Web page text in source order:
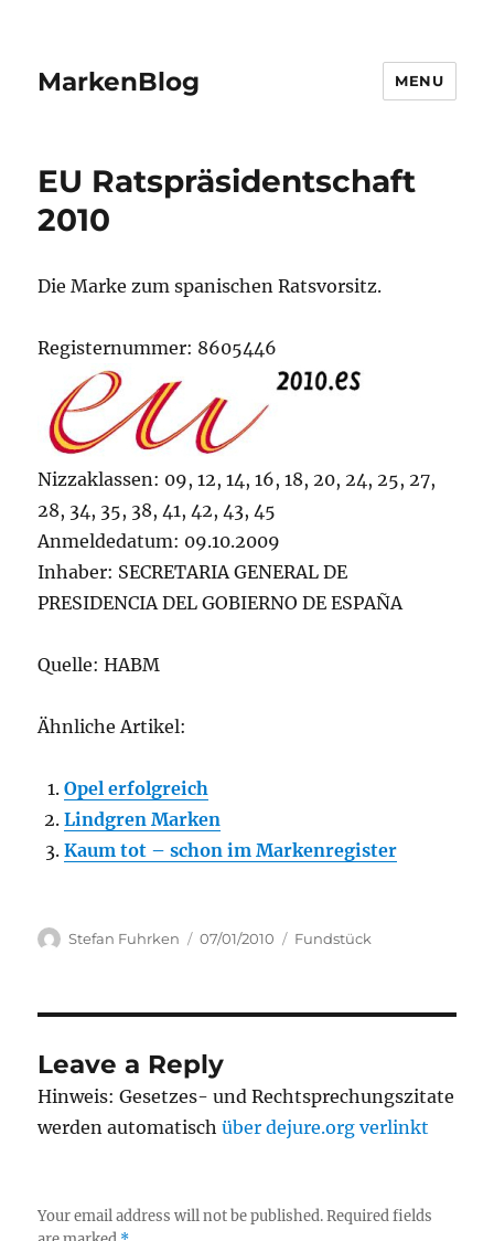
MarkenBlog MENU
EU Ratspräsidentschaft
2010
Die Marke zum spanischen Ratsvorsitz.
Registernummer: 8605446
Nizzaklassen: 09, 12, 14, 16, 18, 20, 24, 25, 27,
28, 34, 35, 38, 41, 42, 43, 45
Anmeldedatum: 09.10.2009
Inhaber: SECRETARIA GENERAL DE
PRESIDENCIA DEL GOBIERNO DE ESPAÑA
Quelle: HABM
Ähnliche Artikel:
Opel erfolgreich
Lindgren Marken
Kaum tot – schon im Markenregister
Author
Stefan Fuhrken
Posted
07/01/2010 Categories
Fundstück
Leave a Reply
Hinweis: Gesetzes- und Rechtsprechungszitate
werden automatischüber dejure.org verlinkt
Your email address will not be published. Required fields